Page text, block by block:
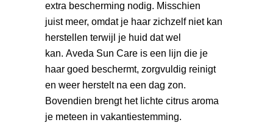
extra bescherming nodig. Misschien
juist meer, omdat je haar zichzelf niet kan
herstellen terwijl je huid dat wel
kan. Aveda Sun Care is een lijn die je
haar goed beschermt, zorgvuldig reinigt
en weer herstelt na een dag zon.
Bovendien brengt het lichte citrus aroma
je meteen in vakantiestemming.